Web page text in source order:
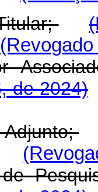
de 2024)
Adjunto;